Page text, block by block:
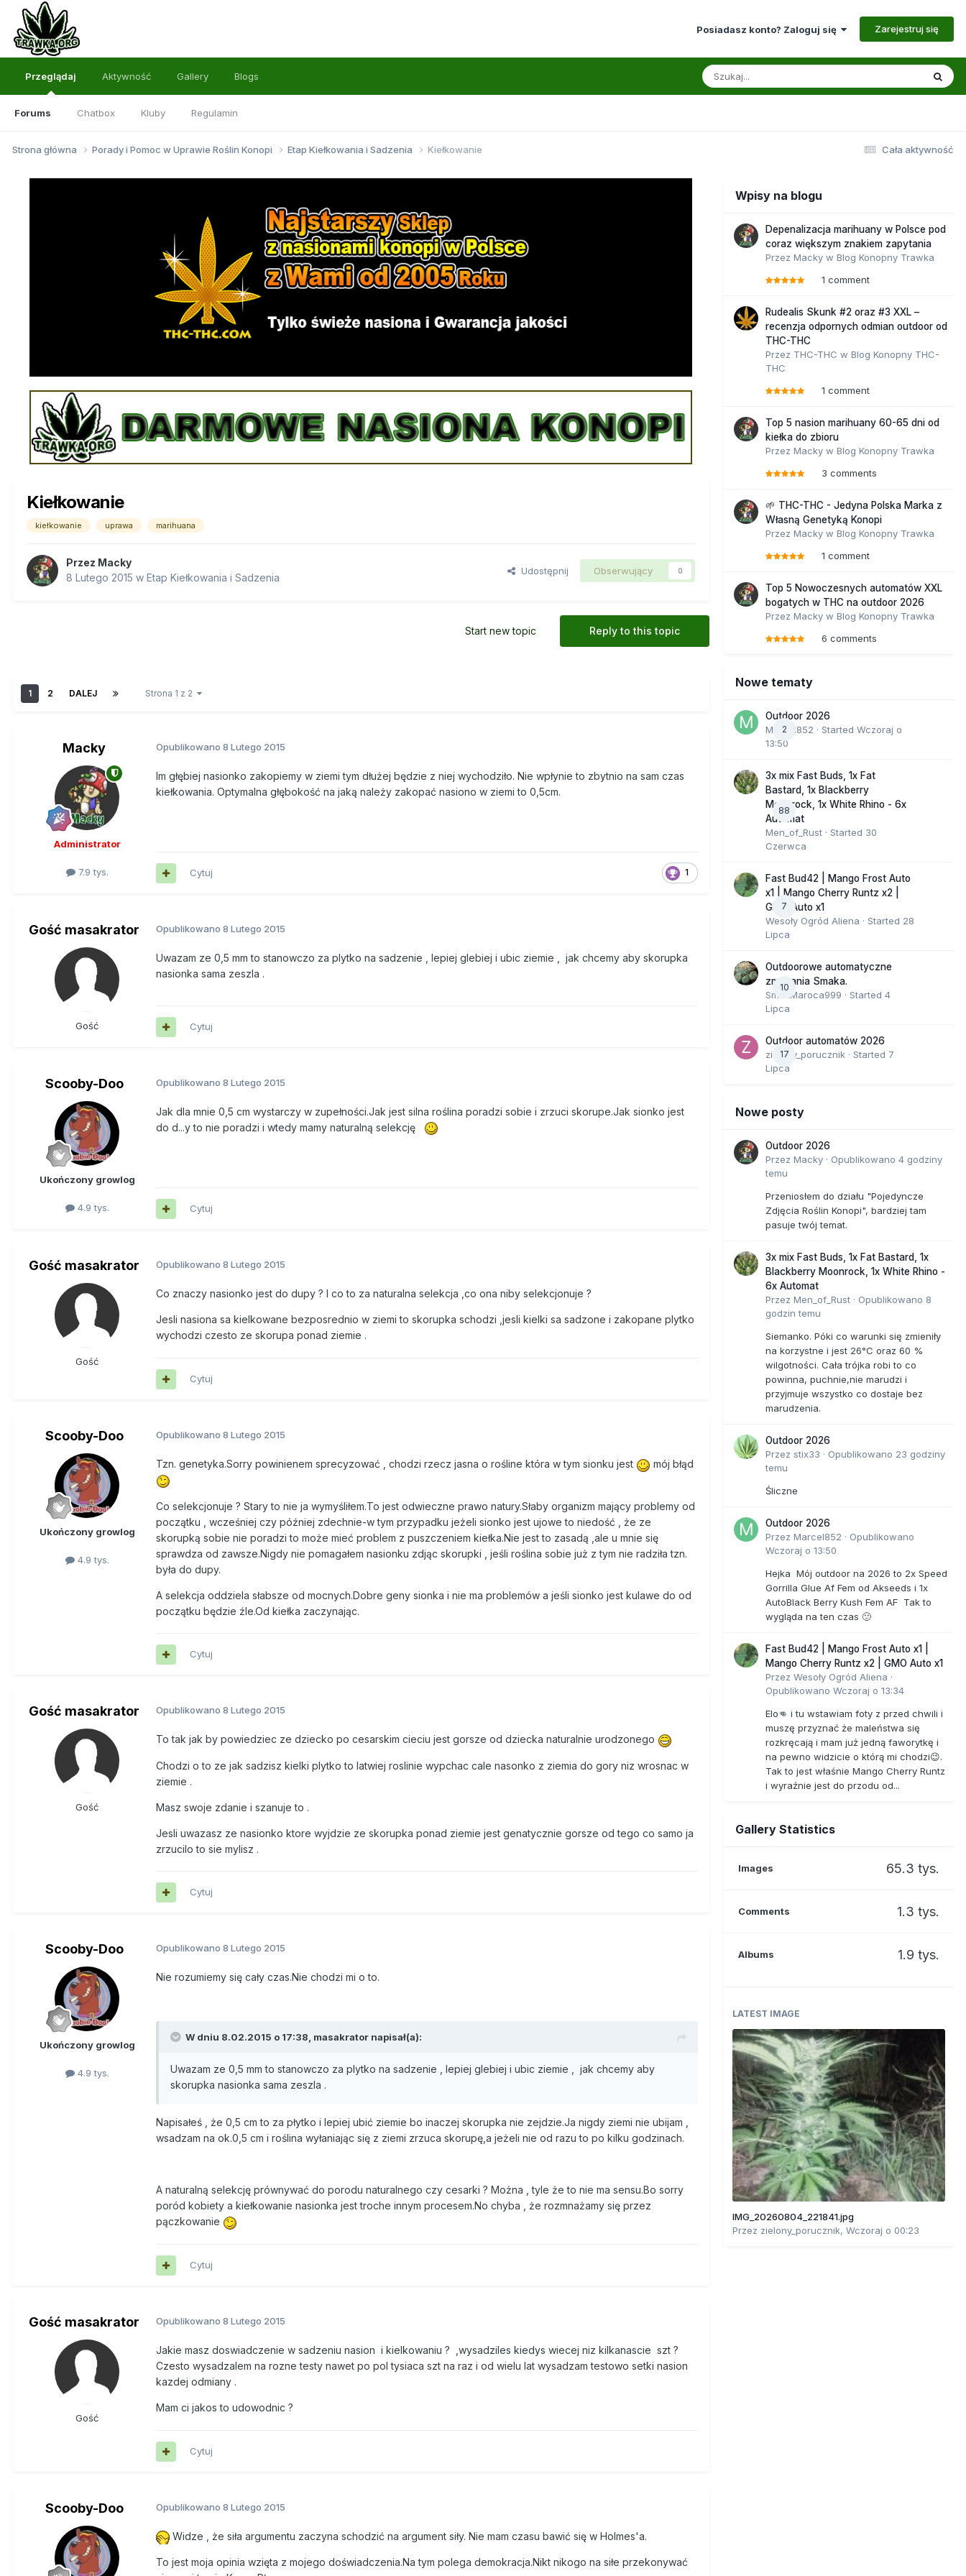
Posiadasz konto? Zaloguj się Zarejestruj się
Przeglądaj
Forums Chatbox Kluby Regulamin
Aktywność Gallery Blogs
Cała aktywność
Strona główna Porady i Pomoc w Uprawie Roślin Konopi Etap Kiełkowania i Sadzenia Kiełkowanie
Kiełkowanie
kiełkowanie uprawa marihuana
Przez Macky
8 Lutego 2015 w Etap Kiełkowania i Sadzenia
Udostępnij Obserwujący 0
Reply to this topic
Start new topic
1 2 DALEJ Strona 1 z 2
Macky
Administrator
7.9 tys.
Opublikowano 8 Lutego 2015
Im głębiej nasionko zakopiemy w ziemi tym dłużej będzie z niej wychodziło. Nie wpłynie to zbytnio na sam czas
kiełkowania. Optymalna głębokość na jaką należy zakopać nasiono w ziemi to 0,5cm.
1
Cytuj
Gość masakrator
Gość
Opublikowano 8 Lutego 2015
Uwazam ze 0,5 mm to stanowczo za plytko na sadzenie , lepiej glebiej i ubic ziemie , jak chcemy aby skorupka
nasionka sama zeszla .
Cytuj
Scooby-Doo
Ukończony growlog
4.9 tys.
Opublikowano 8 Lutego 2015
Jak dla mnie 0,5 cm wystarczy w zupełności.Jak jest silna roślina poradzi sobie i zrzuci skorupe.Jak sionko jest
do d...y to nie poradzi i wtedy mamy naturalną selekcję
Cytuj
Gość masakrator
Gość
Opublikowano 8 Lutego 2015
Co znaczy nasionko jest do dupy ? I co to za naturalna selekcja ,co ona niby selekcjonuje ?
Jesli nasiona sa kielkowane bezposrednio w ziemi to skorupka schodzi ,jesli kielki sa sadzone i zakopane plytko
wychodzi czesto ze skorupa ponad ziemie .
Cytuj
Scooby-Doo
Ukończony growlog
4.9 tys.
Opublikowano 8 Lutego 2015
Tzn. genetyka.Sorry powinienem sprecyzować , chodzi rzecz jasna o rośline która w tym sionku jest mój błąd
Co selekcjonuje ? Stary to nie ja wymyśliłem.To jest odwieczne prawo natury.Słaby organizm mający problemy od
początku , wcześniej czy później zdechnie-w tym przypadku jeżeli sionko jest ujowe to niedość , że ze
skorupką sobie nie poradzi to może mieć problem z puszczeniem kiełka.Nie jest to zasadą ,ale u mnie się
sprawdza od zawsze.Nigdy nie pomagałem nasionku zdjąc skorupki , jeśli roślina sobie już z tym nie radziła tzn.
była do dupy.
A selekcja oddziela słabsze od mocnych.Dobre geny sionka i nie ma problemów a jeśli sionko jest kulawe do od
początku będzie źle.Od kiełka zaczynając.
Cytuj
Gość masakrator
Gość
Opublikowano 8 Lutego 2015
To tak jak by powiedziec ze dziecko po cesarskim cieciu jest gorsze od dziecka naturalnie urodzonego
Chodzi o to ze jak sadzisz kielki plytko to latwiej roslinie wypchac cale nasonko z ziemia do gory niz wrosnac w
ziemie .
Masz swoje zdanie i szanuje to .
Jesli uwazasz ze nasionko ktore wyjdzie ze skorupka ponad ziemie jest genatycznie gorsze od tego co samo ja
zrzucilo to sie mylisz .
Cytuj
Scooby-Doo
Ukończony growlog
4.9 tys.
Opublikowano 8 Lutego 2015
Nie rozumiemy się cały czas.Nie chodzi mi o to.
W dniu 8.02.2015 o 17:38, masakrator napisał(a):
Uwazam ze 0,5 mm to stanowczo za plytko na sadzenie , lepiej glebiej i ubic ziemie , jak chcemy aby
skorupka nasionka sama zeszla .
Napisałeś , że 0,5 cm to za płytko i lepiej ubić ziemie bo inaczej skorupka nie zejdzie.Ja nigdy ziemi nie ubijam ,
wsadzam na ok.0,5 cm i roślina wyłaniając się z ziemi zrzuca skorupę,a jeżeli nie od razu to po kilku godzinach.
A naturalną selekcję prównywać do porodu naturalnego czy cesarki ? Można , tyle że to nie ma sensu.Bo sorry
poród kobiety a kiełkowanie nasionka jest troche innym procesem.No chyba , że rozmnażamy się przez
pączkowanie
Cytuj
Gość masakrator
Gość
Opublikowano 8 Lutego 2015
Jakie masz doswiadczenie w sadzeniu nasion i kielkowaniu ? ,wysadziles kiedys wiecej niz kilkanascie szt ?
Czesto wysadzalem na rozne testy nawet po pol tysiaca szt na raz i od wielu lat wysadzam testowo setki nasion
kazdej odmiany .
Mam ci jakos to udowodnic ?
Cytuj
Scooby-Doo Opublikowano 8 Lutego 2015
Widze , że siła argumentu zaczyna schodzić na argument siły. Nie mam czasu bawić się w Holmes'a.
To jest moja opinia wzięta z mojego doświadczenia.Na tym polega demokracja.Nikt nikogo na siłe przekonywać
Wpisy na blogu
Depenalizacja marihuany w Polsce pod
coraz większym znakiem zapytania
Przez Macky w Blog Konopny Trawka
1 comment
Rudealis Skunk #2 oraz #3 XXL –
recenzja odpornych odmian outdoor od
THC-THC
Przez THC-THC w Blog Konopny THC-
THC
1 comment
Top 5 nasion marihuany 60-65 dni od
kiełka do zbioru
Przez Macky w Blog Konopny Trawka
3 comments
🌱 THC-THC - Jedyna Polska Marka z
Własną Genetyką Konopi
Przez Macky w Blog Konopny Trawka
1 comment
Top 5 Nowoczesnych automatów XXL
bogatych w THC na outdoor 2026
Przez Macky w Blog Konopny Trawka
6 comments
Nowe tematy
2
Outdoor 2026
Marcel852 · Started Wczoraj o
13:50
88
3x mix Fast Buds, 1x Fat
Bastard, 1x Blackberry
Moonrock, 1x White Rhino - 6x
Automat
Men_of_Rust · Started 30
Czerwca
7
Fast Bud42 | Mango Frost Auto
x1 | Mango Cherry Runtz x2 |
GMO Auto x1
Wesoły Ogród Aliena · Started 28
Lipca
10
Outdoorowe automatyczne
zmagania Smaka.
SmakMaroca999 · Started 4
Lipca
17
Outdoor automatów 2026
zielony_porucznik · Started 7
Lipca
Nowe posty
Outdoor 2026
Przez Macky · Opublikowano 4 godziny
temu
Przeniosłem do działu "Pojedyncze
Zdjęcia Roślin Konopi", bardziej tam
pasuje twój temat.
3x mix Fast Buds, 1x Fat Bastard, 1x
Blackberry Moonrock, 1x White Rhino -
6x Automat
Przez Men_of_Rust · Opublikowano 8
godzin temu
Siemanko. Póki co warunki się zmieniły
na korzystne i jest 26°C oraz 60 %
wilgotności. Cała trójka robi to co
powinna, puchnie,nie marudzi i
przyjmuje wszystko co dostaje bez
marudzenia.
Outdoor 2026
Przez stix33 · Opublikowano 23 godziny
temu
Śliczne
Outdoor 2026
Przez Marcel852 · Opublikowano
Wczoraj o 13:50
Hejka Mój outdoor na 2026 to 2x Speed
Gorrilla Glue Af Fem od Akseeds i 1x
AutoBlack Berry Kush Fem AF Tak to
wygląda na ten czas 🙂
Fast Bud42 | Mango Frost Auto x1 |
Mango Cherry Runtz x2 | GMO Auto x1
Przez Wesoły Ogród Aliena ·
Opublikowano Wczoraj o 13:34
Elo👊 i tu wstawiam foty z przed chwili i
muszę przyznać że maleństwa się
rozkręcają i mam już jedną faworytkę i
na pewno widzicie o którą mi chodzi😉.
Tak to jest właśnie Mango Cherry Runtz
i wyraźnie jest do przodu od...
Gallery Statistics
Images 65.3 tys.
Comments 1.3 tys.
Albums 1.9 tys.
LATEST IMAGE
IMG_20260804_221841.jpg
Przez zielony_porucznik, Wczoraj o 00:23